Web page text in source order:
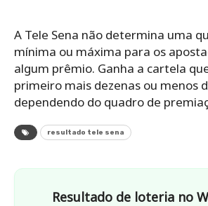
A Tele Sena não determina uma
mínima ou máxima para os
algum prêmio. Ganha a cartela
primeiro mais dezenas ou menos
dependendo do quadro de
resultado tele sena
Resultado de loteria no